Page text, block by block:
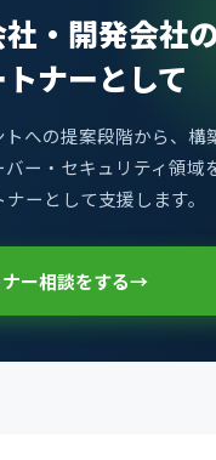
・開発会社
ナーとして
トへの提案段階から、構
バー・セキュリティ領域
ーとして支援します。
ー相談をする→